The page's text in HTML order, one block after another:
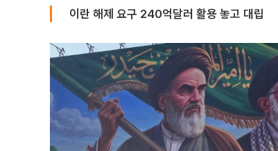
이란 해제 요구 240억달러 활용 놓고 대립